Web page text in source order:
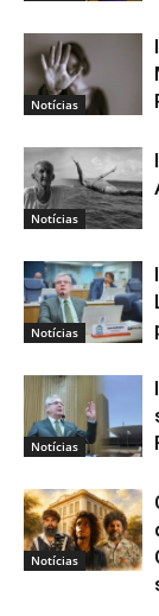
Notícias
Notícias
Notícias
Notícias
Notícias